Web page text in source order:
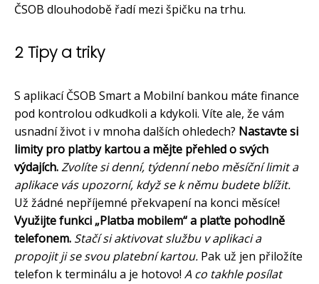
ČSOB dlouhodobě řadí mezi špičku na trhu.
2 Tipy a triky
S aplikací ČSOB Smart a Mobilní bankou máte finance
pod kontrolou odkudkoli a kdykoli. Víte ale, že vám
usnadní život i v mnoha dalších ohledech? Nastavte si
limity pro platby kartou a mějte přehled o svých
výdajích.Zvolíte si denní, týdenní nebo měsíční limit a
aplikace vás upozorní, když se k němu budete blížit.
Už žádné nepříjemné překvapení na konci měsíce!
Využijte funkci „Platba mobilem“ a plaťte pohodlně
telefonem. Stačí si aktivovat službu v aplikaci a
propojit ji se svou platební kartou. Pak už jen přiložíte
telefon k terminálu a je hotovo! A co takhle posílat